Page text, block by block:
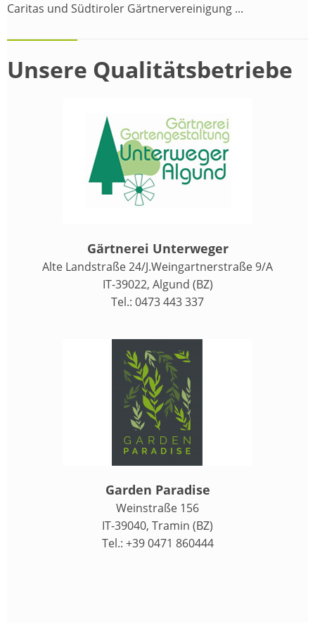
Caritas und Südtiroler Gärtnervereinigung ...
Unsere Qualitätsbetriebe
Gärtnerei Unterweger
Alte Landstraße 24/J.Weingartnerstraße 9/A
IT-39022, Algund (BZ)
Tel.: 0473 443 337
Garden Paradise
Weinstraße 156
IT-39040, Tramin (BZ)
Tel.: +39 0471 860444